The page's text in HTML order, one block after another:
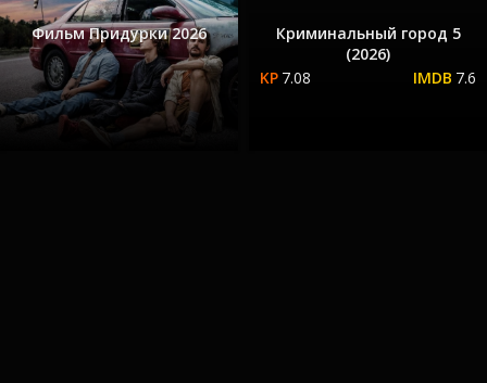
Фильм Придурки 2026
Криминальный город 5
(2026)
7.08
7.6